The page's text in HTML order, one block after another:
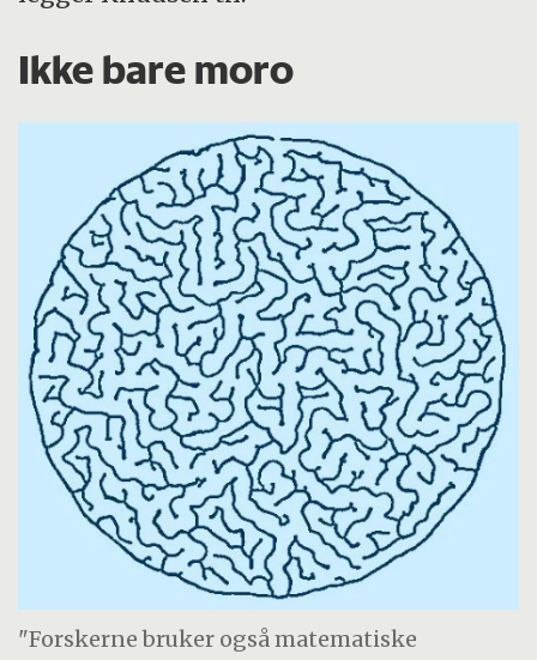
Ikke bare moro
"Forskerne bruker også matematiske